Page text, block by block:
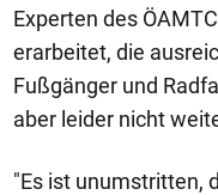
Experten des
erarbeitet, die
Fußgänger und
aber leider nicht
"Es ist unumstritten,